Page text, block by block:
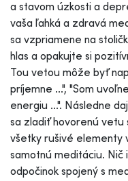
a stavom úzkosti a
vaša ľahká a zdravá
sa vzpriamene na
hlas a opakujte si
Tou vetou môže byť
príjemne ...", "Som
energiu ...". Následne
sa zladiť hovorenú vetu
všetky rušivé elementy
samotnú meditáciu.
odpočinok spojený s